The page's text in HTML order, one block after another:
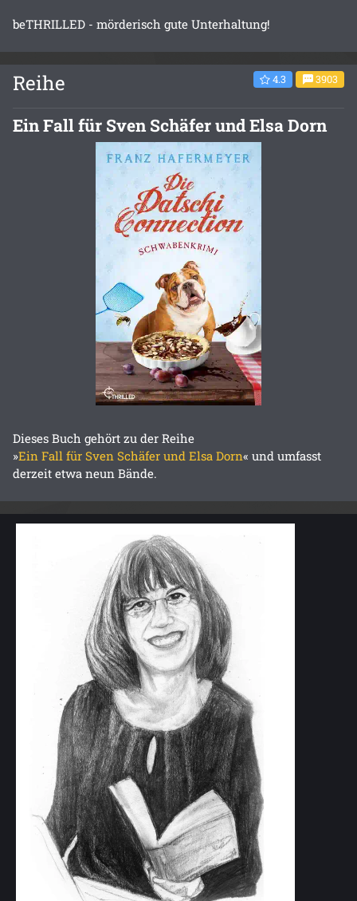
beTHRILLED - mörderisch gute Unterhaltung!
Reihe 4.3 3903
Ein Fall für Sven Schäfer und Elsa Dorn
Dieses Buch gehört zu der Reihe
»Ein Fall für Sven Schäfer und Elsa Dorn« und umfasst
derzeit etwa neun Bände.